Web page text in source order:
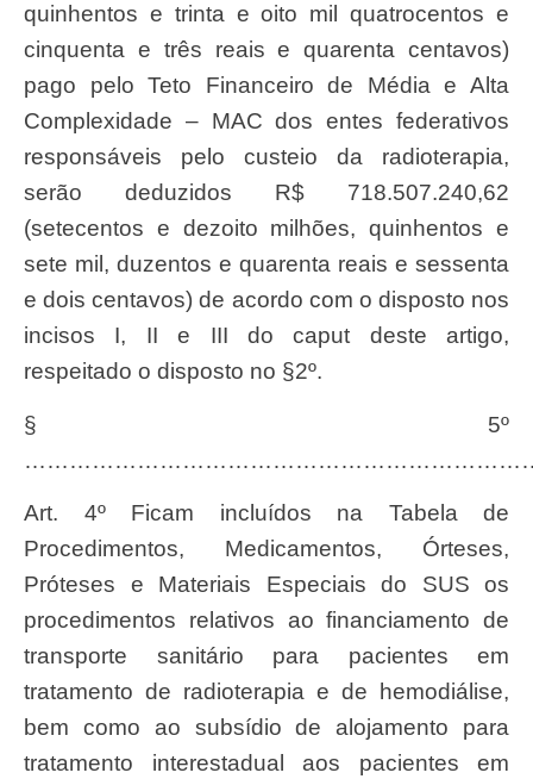
quinhentos e trinta e oito mil quatrocentos e
cinquenta e três reais e quarenta centavos)
pago pelo Teto Financeiro de Média e Alta
Complexidade – MAC dos entes federativos
responsáveis pelo custeio da radioterapia,
serão deduzidos R$ 718.507.240,62
(setecentos e dezoito milhões, quinhentos e
sete mil, duzentos e quarenta reais e sessenta
e dois centavos) de acordo com o disposto nos
incisos I, II e III do caput deste artigo,
respeitado o disposto no §2º.
§ 5º
Art. 4º Ficam incluídos na Tabela de
Procedimentos, Medicamentos, Órteses,
Próteses e Materiais Especiais do SUS os
procedimentos relativos ao financiamento de
transporte sanitário para pacientes em
tratamento de radioterapia e de hemodiálise,
bem como ao subsídio de alojamento para
tratamento interestadual aos pacientes em